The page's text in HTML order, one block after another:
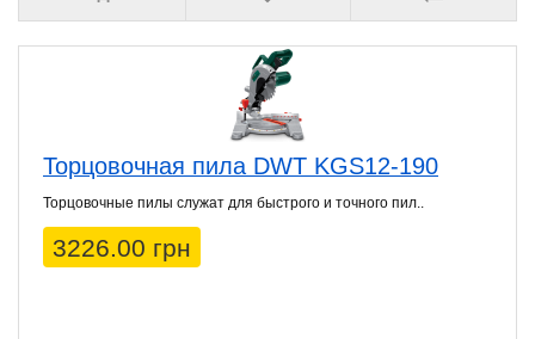
Торцовочная пила DWT KGS12-190
Торцовочные пилы служат для быстрого и точного пил..
3226.00 грн